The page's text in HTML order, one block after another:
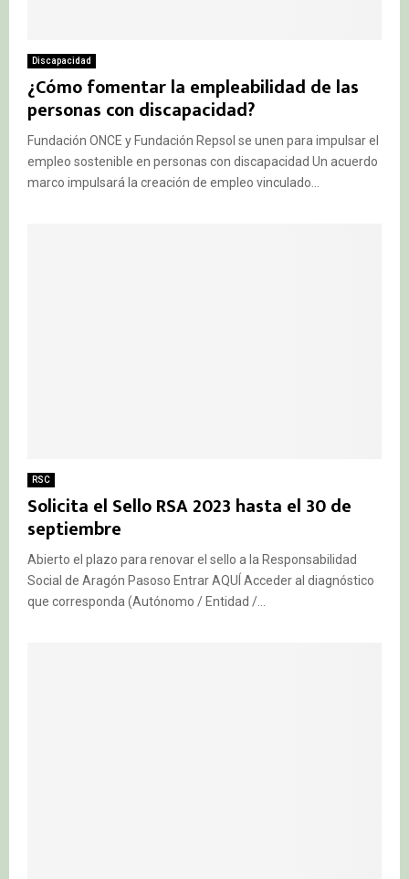
Discapacidad
¿Cómo fomentar la empleabilidad de las
personas con discapacidad?
Fundación ONCE y Fundación Repsol se unen para impulsar el
empleo sostenible en personas con discapacidad Un acuerdo
marco impulsará la creación de empleo vinculado...
RSC
Solicita el Sello RSA 2023 hasta el 30 de
septiembre
Abierto el plazo para renovar el sello a la Responsabilidad
Social de Aragón Pasoso Entrar AQUÍ Acceder al diagnóstico
que corresponda (Autónomo / Entidad /...